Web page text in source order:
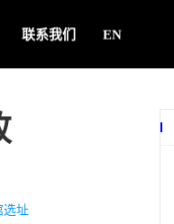
联系我们 EN
选址